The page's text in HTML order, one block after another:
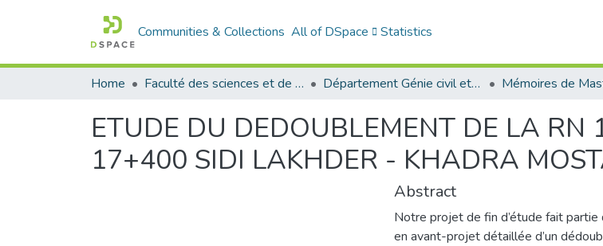
Communities & Collections All of DSpace Statistics
Home Faculté des sciences et de la technologie Département Génie civil et Architecture Mémoires de
ETUDE DU DEDOUBLEMENT DE LA
17+400 SIDI LAKHDER - KHADRA
Abstract
Notre projet de fin d’étude fait
en avant-projet détaillée d’un